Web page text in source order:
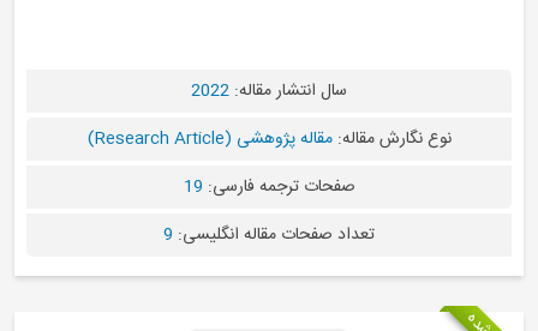
سال انتشار مقاله:2022
نگارش مقاله:مقاله پژوهشی (Research Article)
صفحات ترجمه فارسی:19
تعداد صفحات مقاله انگلیسی: 9